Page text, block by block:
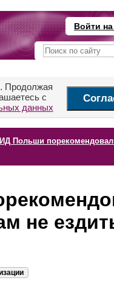
Войти
Продолжая
с
данных
Польши
не